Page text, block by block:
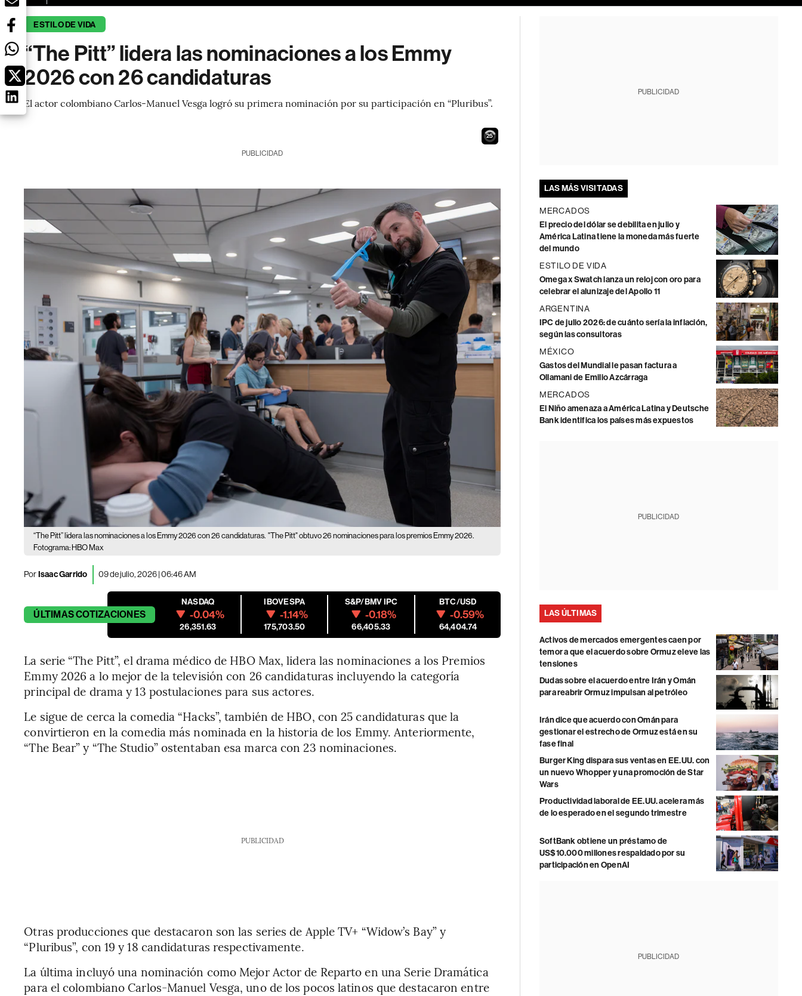
ESTILO DE VIDA
“The Pitt” lidera las nominaciones a los Emmy
2026 con 26 candidaturas
El actor colombiano Carlos-Manuel Vesga logró su primera nominación por su participación en “Pluribus”.
24
PUBLICIDAD
“The Pitt” lidera las nominaciones a los Emmy 2026 con 26 candidaturas. "The Pitt" obtuvo 26 nominaciones para los premios Emmy 2026.
Fotograma: HBO Max
PorIsaac Garrido 09 de julio, 2026 | 06:46 AM
ÚLTIMASCOTIZACIONES
NASDAQ
-0.04%
26,351.63
IBOVESPA
-1.14%
175,703.50
S&P/BMV IPC
-0.18%
66,405.33
BTC/USD
-0.59%
64,404.74
La serie “The Pitt”, el drama médico de HBO Max, lidera las nominaciones a los Premios
Emmy 2026 a lo mejor de la televisión con 26 candidaturas incluyendo la categoría
principal de drama y 13 postulaciones para sus actores.
Le sigue de cerca la comedia “Hacks”, también de HBO, con 25 candidaturas que la
convirtieron en la comedia más nominada en la historia de los Emmy. Anteriormente,
“The Bear” y “The Studio” ostentaban esa marca con 23 nominaciones.
PUBLICIDAD
Otras producciones que destacaron son las series de Apple TV+ “Widow’s Bay” y
“Pluribus”, con 19 y 18 candidaturas respectivamente.
La última incluyó una nominación como Mejor Actor de Reparto en una Serie Dramática
para el colombiano Carlos-Manuel Vesga, uno de los pocos latinos que destacaron entre
PUBLICIDAD
LAS MÁS VISITADAS
MERCADOS
El precio del dólar se debilita en julio y
América Latina tiene la moneda más fuerte
del mundo
ESTILO DE VIDA
Omega x Swatch lanza un reloj con oro para
celebrar el alunizaje del Apollo 11
ARGENTINA
IPC de julio 2026: de cuánto sería la inflación,
según las consultoras
MÉXICO
Gastos del Mundial le pasan factura a
Ollamani de Emilio Azcárraga
MERCADOS
El Niño amenaza a América Latina y Deutsche
Bank identifica los países más expuestos
PUBLICIDAD
LAS ÚLTIMAS
Activos de mercados emergentes caen por
temor a que el acuerdo sobre Ormuz eleve las
tensiones
Dudas sobre el acuerdo entre Irán y Omán
para reabrir Ormuz impulsan al petróleo
Irán dice que acuerdo con Omán para
gestionar el estrecho de Ormuz está en su
fase final
Burger King dispara sus ventas en EE.UU. con
un nuevo Whopper y una promoción de Star
Wars
Productividad laboral de EE.UU. acelera más
de lo esperado en el segundo trimestre
SoftBank obtiene un préstamo de
US$10.000 millones respaldado por su
participación en OpenAI
PUBLICIDAD